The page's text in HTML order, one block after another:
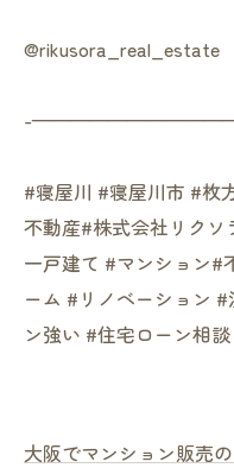
@rikusora_real_estate
-
#寝屋川 #寝屋川市 #枚
不動産#株式会社リク
一戸建て #マンション#
ーム #リノベーション
ン強い #住宅ローン相談
大阪でマンション販売